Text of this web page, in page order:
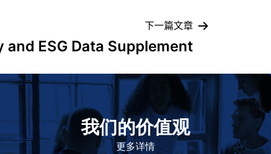
下一篇文章
ESG Data Supplement
我们的价值观
更多详情
我们的价值观是爱施健存立和发展的基石。集团上下以
此为指引，为实现集团目标而共同奋斗。